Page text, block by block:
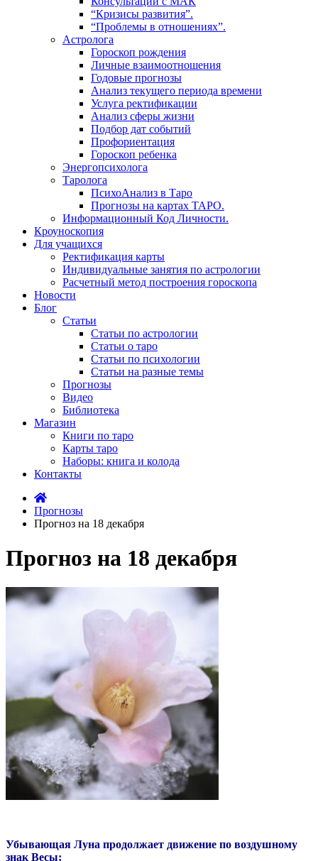
“Кризисы развития”.
“Проблемы в отношениях”.
Астролога
Гороскоп рождения
Личные взаимоотношения
Годовые прогнозы
Анализ текущего периода времени
Услуга ректификации
Анализ сферы жизни
Подбор дат событий
Профориентация
Гороскоп ребенка
Энергопсихолога
Таролога
ПсихоАнализ в Таро
Прогнозы на картах ТАРО.
Информационный Код Личности.
Кроуноскопия
Для учащихся
Ректификация карты
Индивидуальные занятия по астрологии
Расчетный метод построения гороскопа
Новости
Блог
Статьи
Статьи по астрологии
Статьи о таро
Статьи по психологии
Статьи на разные темы
Прогнозы
Видео
Библиотека
Магазин
Книги по таро
Карты таро
Наборы: книга и колода
Контакты
Прогнозы
Прогноз на 18 декабря
Прогноз на 18 декабря
Убывающая Луна продолжает движение по воздушному
знак Весы;